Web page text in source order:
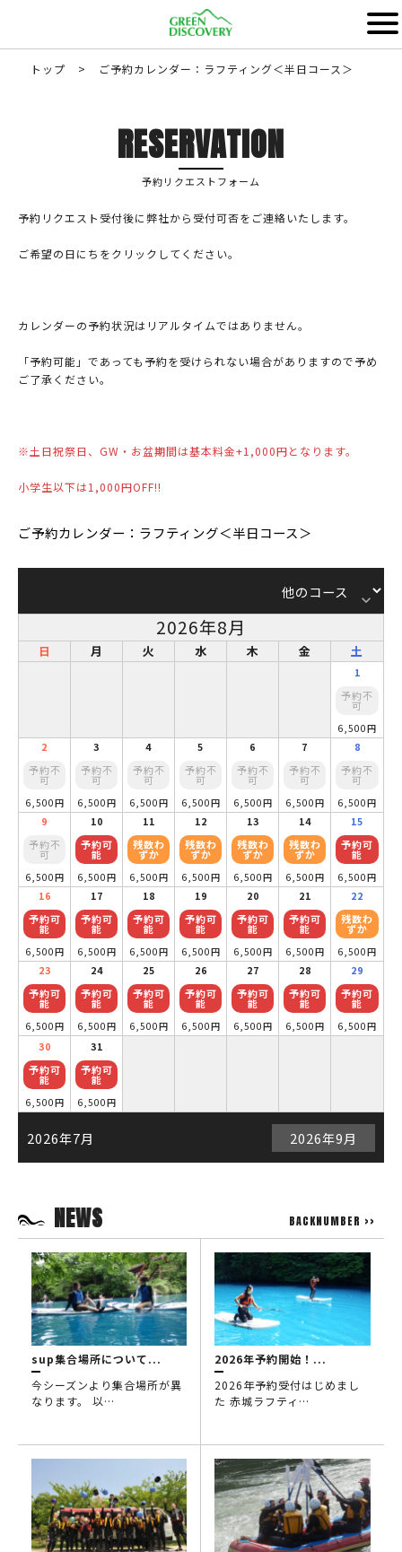
トップ > ご予約カレンダー：ラフティング＜半日コース＞
RESERVATION
予約リクエストフォーム
予約リクエスト受付後に弊社から受付可否をご連絡いたします。
ご希望の日にちをクリックしてください。
カレンダーの予約状況はリアルタイムではありません。
「予約可能」であっても予約を受けられない場合がありますので予め
ご了承ください。
※土日祝祭日、GW・お盆期間は基本料金+1,000円となります。
小学生以下は1,000円OFF!!
ご予約カレンダー：ラフティング＜半日コース＞
keyboard_arrow_down
2026年8月
日 月 火 水 木 金 土
1
予約不
可
6,500円
2
予約不
可
6,500円
3
予約不
可
6,500円
4
予約不
可
6,500円
5
予約不
可
6,500円
6
予約不
可
6,500円
7
予約不
可
6,500円
8
予約不
可
6,500円
9
予約不
可
6,500円
10
予約可
能
6,500円
11
残数わ
ずか
6,500円
12
残数わ
ずか
6,500円
13
残数わ
ずか
6,500円
14
残数わ
ずか
6,500円
15
予約可
能
6,500円
16
予約可
能
6,500円
17
予約可
能
6,500円
18
予約可
能
6,500円
19
予約可
能
6,500円
20
予約可
能
6,500円
21
予約可
能
6,500円
22
残数わ
ずか
6,500円
23
予約可
能
6,500円
24
予約可
能
6,500円
25
予約可
能
6,500円
26
予約可
能
6,500円
27
予約可
能
6,500円
28
予約可
能
6,500円
29
予約可
能
6,500円
30
予約可
能
6,500円
31
予約可
能
6,500円
2026年7月 2026年9月
NEWS BACKNUMBER >>
sup集合場所について...
今シーズンより集合場所が異
なります。 以…
2026年予約開始！...
2026年予約受付はじめまし
た 赤城ラフティ…